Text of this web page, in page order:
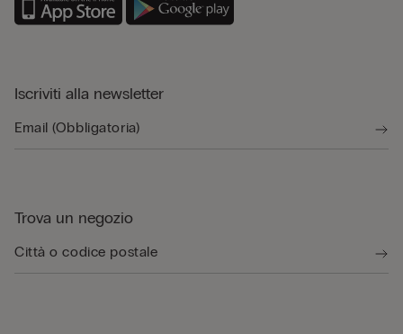
Iscriviti alla newsletter
Trova un negozio